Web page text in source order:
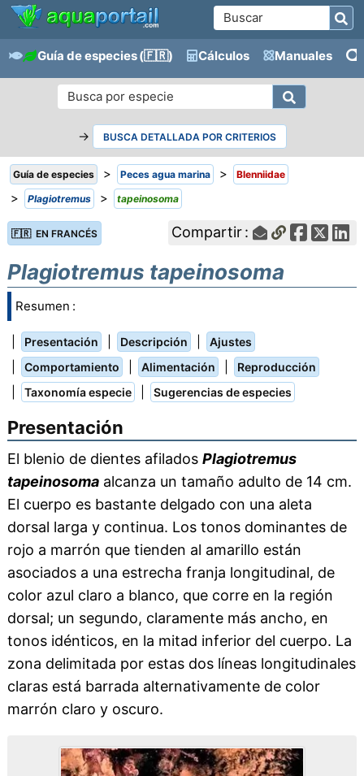
Guía de especies(🇫🇷) Cálculos Manuales
→ BUSCA DETALLADA POR CRITERIOS
Guía de especies > Peces agua marina > Blenniidae
> Plagiotremus > tapeinosoma
🇫🇷 EN FRANCÉS Compartir :
Plagiotremus tapeinosoma
Resumen :
Presentación Descripción Ajustes
Comportamiento Alimentación Reproducción
Taxonomía especie Sugerencias de especies
Presentación
El blenio de dientes afilados Plagiotremus
tapeinosomaalcanza un tamaño adulto de 14 cm.
El cuerpo es bastante delgado con una aleta
dorsal larga y continua. Los tonos dominantes de
rojo a marrón que tienden al amarillo están
asociados a una estrecha franja longitudinal, de
color azul claro a blanco, que corre en la región
dorsal; un segundo, claramente más ancho, en
tonos idénticos, en la mitad inferior del cuerpo. La
zona delimitada por estas dos líneas longitudinales
claras está barrada alternativamente de color
marrón claro y oscuro.